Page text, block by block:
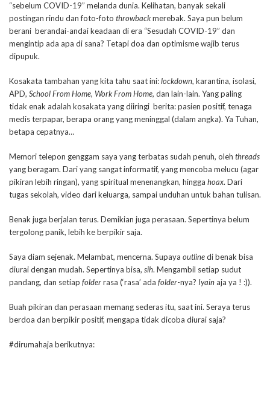
“sebelum COVID-19” melanda dunia. Kelihatan, banyak sekali
postingan rindu dan foto-foto throwbackmerebak. Saya pun belum
berani berandai-andai keadaan di era “Sesudah COVID-19” dan
mengintip ada apa di sana? Tetapi doa dan optimisme wajib terus
dipupuk.
Kosakata tambahan yang kita tahu saat ini:lockdown, karantina, isolasi,
APD, School From Home, Work From Home, dan lain-lain. Yang paling
tidak enak adalah kosakata yang diiringi berita: pasien positif, tenaga
medis terpapar, berapa orang yang meninggal (dalam angka). Ya Tuhan,
betapa cepatnya…
Memori telepon genggam saya yang terbatas sudah penuh, oleh threads
yang beragam. Dari yang sangat informatif, yang mencoba melucu (agar
pikiran lebih ringan), yang spiritual menenangkan, hingga hoax. Dari
tugas sekolah, video dari keluarga, sampai unduhan untuk bahan tulisan.
Benak juga berjalan terus. Demikian juga perasaan. Sepertinya belum
tergolong panik, lebih ke berpikir saja.
Saya diam sejenak. Melambat, mencerna. Supaya outlinedi benak bisa
diurai dengan mudah. Sepertinya bisa, sih. Mengambil setiap sudut
pandang, dan setiap folderrasa (‘rasa’ ada folder-nya? Iyainaja ya ! :)).
Buah pikiran dan perasaan memang sederas itu, saat ini. Seraya terus
berdoa dan berpikir positif, mengapa tidak dicoba diurai saja?
#dirumahaja berikutnya: